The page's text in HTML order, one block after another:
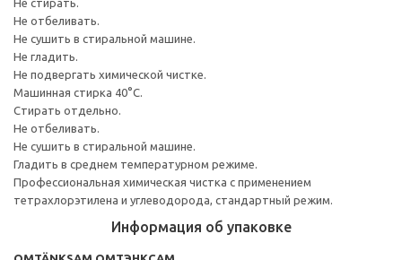
Не отбеливать.
Не сушить в стиральной машине.
Не гладить.
Не подвергать химической чистке.
Машинная стирка 40°С.
Стирать отдельно.
Не отбеливать.
Не сушить в стиральной машине.
Гладить в среднем температурном режиме.
Профессиональная химическая чистка с применением
тетрахлорэтилена и углеводорода, стандартный режим.
Информация об упаковке